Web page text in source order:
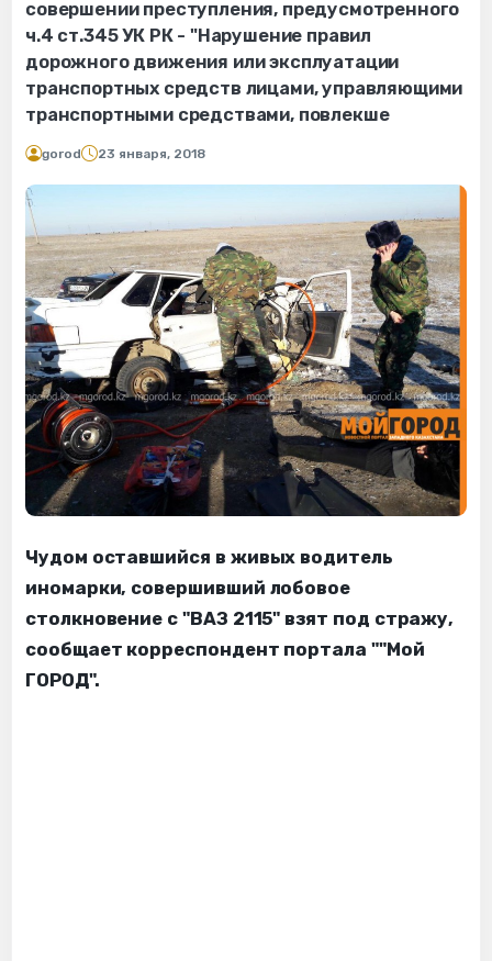
совершении преступления, предусмотренного
ч.4 ст.345 УК РК - "Нарушение правил
дорожного движения или эксплуатации
транспортных средств лицами, управляющими
транспортными средствами, повлекше
gorod 23 января, 2018
Чудом оставшийся в живых водитель
иномарки, совершивший лобовое
столкновение с "ВАЗ 2115" взят под стражу,
сообщает корреспондент портала ""Мой
ГОРОД".